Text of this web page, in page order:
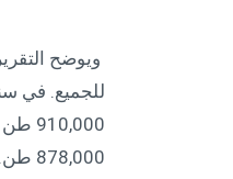
ويوضح
878,000 طن.